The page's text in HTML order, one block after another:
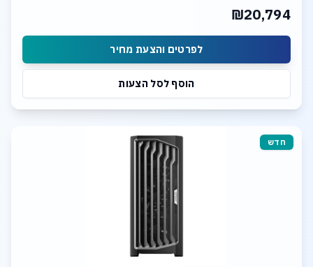
₪20,794
לפרטים והצעת מחיר
הוסף לסל הצעות
חדש